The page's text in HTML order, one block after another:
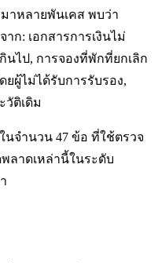
มาหลายพันเคส พบว่า
ก: เอกสารการเงินไม่
นไป, การจองที่พักที่ยกเลิก
ผู้ไม่ได้รับการรับรอง,
ติเดิม
ในจำนวน 47 ข้อ ที่ใช้ตรวจ
ลาดเหล่านี้ในระดับ